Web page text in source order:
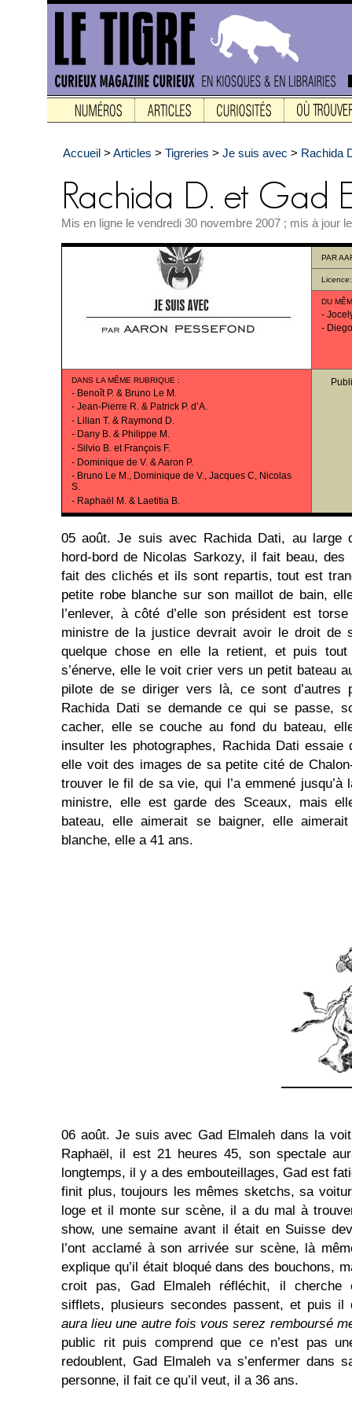
Accueil > Articles > Tigreries > Je suis avec > Rachida
Mis en ligne le vendredi 30 novembre 2007 ; mis à jour
PAR
DU
-
-
DANS LA MÊME RUBRIQUE :
- Benoît P. & Bruno Le M.
- Jean-Pierre R. & Patrick P. d’A.
- Lilian T. & Raymond D.
- Dany B. & Philippe M.
- Silvio B. et François F.
- Dominique de V. & Aaron P.
- Bruno Le M., Dominique de V., Jacques C, Nicolas
S.
- Raphaël M. & Laetitia B.
05 août. Je suis avec Rachida Dati, au large
hord-bord de Nicolas Sarkozy, il fait beau, des
fait des clichés et ils sont repartis, tout est
petite robe blanche sur son maillot de bain,
l’enlever, à côté d’elle son président est
ministre de la justice devrait avoir le droit de
quelque chose en elle la retient, et puis
s’énerve, elle le voit crier vers un petit bateau
pilote de se diriger vers là, ce sont d’autres
Rachida Dati se demande ce qui se passe,
cacher, elle se couche au fond du bateau,
insulter les photographes, Rachida Dati
elle voit des images de sa petite cité de
trouver le fil de sa vie, qui l’a emmené jusqu’à
ministre, elle est garde des Sceaux, mais
bateau, elle aimerait se baigner, elle
blanche, elle a 41 ans.
06 août. Je suis avec Gad Elmaleh dans la
Raphaël, il est 21 heures 45, son spectale
longtemps, il y a des embouteillages, Gad est
finit plus, toujours les mêmes sketchs, sa
loge et il monte sur scène, il a du mal à
show, une semaine avant il était en Suisse
l’ont acclamé à son arrivée sur scène, là
explique qu’il était bloqué dans des bouchons,
croit pas, Gad Elmaleh réfléchit, il cherche
sifflets, plusieurs secondes passent, et puis
aura lieu une autre fois vous serez remboursé
public rit puis comprend que ce n’est pas
redoublent, Gad Elmaleh va s’enfermer dans
personne, il fait ce qu’il veut, il a 36 ans.